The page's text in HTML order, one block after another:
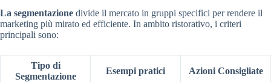
La segmentazione divide il mercato in gruppi specifici per rendere il
marketing più mirato ed efficiente. In ambito ristorativo, i criteri
principali sono:
Tipo di
Segmentazione
Esempi pratici Azioni Consigliate